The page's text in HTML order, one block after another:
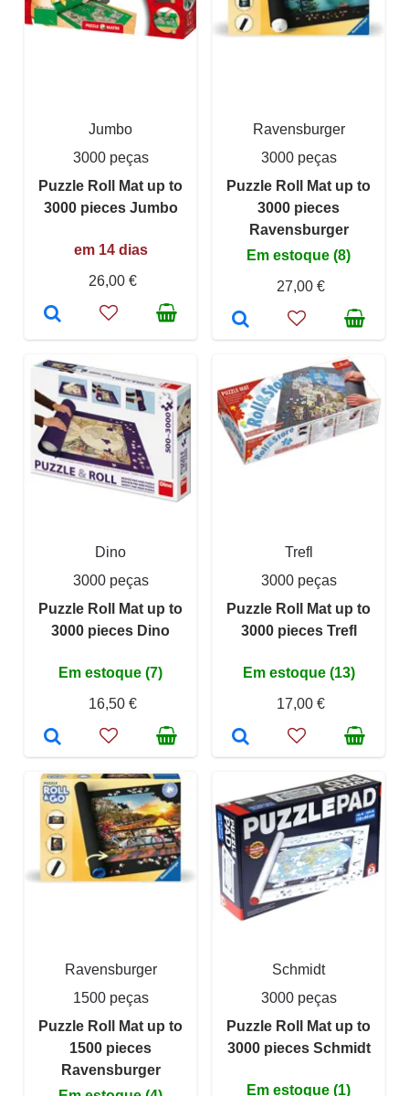
Jumbo
3000 peças
Puzzle Roll Mat up to
3000 pieces Jumbo
em 14 dias
26,00 €
Ravensburger
3000 peças
Puzzle Roll Mat up to
3000 pieces
Ravensburger
Em estoque (8)
27,00 €
Dino
3000 peças
Puzzle Roll Mat up to
3000 pieces Dino
Em estoque (7)
16,50 €
Trefl
3000 peças
Puzzle Roll Mat up to
3000 pieces Trefl
Em estoque (13)
17,00 €
Ravensburger
1500 peças
Puzzle Roll Mat up to
1500 pieces
Ravensburger
Schmidt
3000 peças
Puzzle Roll Mat up to
3000 pieces Schmidt
Em estoque (1)